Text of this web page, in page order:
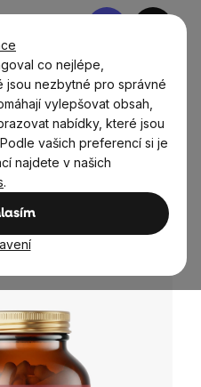
co nejlépe,
jsou nezbytné pro správné
vylepšovat obsah,
nabídky, které jsou
vašich preferencí si je
najdete v našich
.
Nákupní
mg, 90 rostlinných
doplněk stravy
34 hodnocení